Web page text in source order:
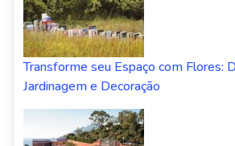
Transforme seu Espaço com Flores:
Jardinagem e Decoração